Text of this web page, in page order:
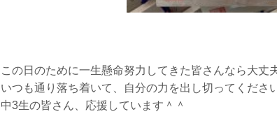
この日のために一生懸命努力してきた皆さんなら大丈
いつも通り落ち着いて、自分の力を出し切ってください
中3生の皆さん、応援しています＾＾